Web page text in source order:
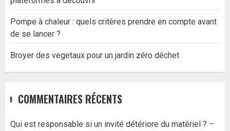
Pompe à chaleur : quels critères prendre en compte avant
de se lancer ?
Broyer des vegetaux pour un jardin zéro déchet
COMMENTAIRES RÉCENTS
Qui est responsable si un invité détériore du matériel ? –